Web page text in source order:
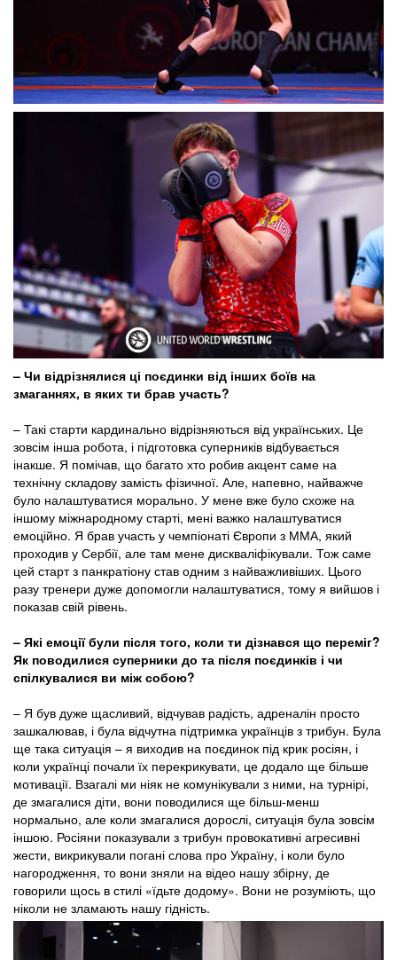
– Чи відрізнялися ці поєдинки від інших боїв на
змаганнях, в яких ти брав участь?
– Такі старти кардинально відрізняються від українських. Це
зовсім інша робота, і підготовка суперників відбувається
інакше. Я помічав, що багато хто робив акцент саме на
технічну складову замість фізичної. Але, напевно, найважче
було налаштуватися морально. У мене вже було схоже на
іншому міжнародному старті, мені важко налаштуватися
емоційно. Я брав участь у чемпіонаті Європи з ММА, який
проходив у Сербії, але там мене дискваліфікували. Тож саме
цей старт з панкратіону став одним з найважливіших. Цього
разу тренери дуже допомогли налаштуватися, тому я вийшов і
показав свій рівень.
– Які емоції були після того, коли ти дізнався що переміг?
Як поводилися суперники до та після поєдинків і чи
спілкувалися ви між собою?
– Я був дуже щасливий, відчував радість, адреналін просто
зашкалював, і була відчутна підтримка українців з трибун. Була
ще така ситуація – я виходив на поєдинок під крик росіян, і
коли українці почали їх перекрикувати, це додало ще більше
мотивації. Взагалі ми ніяк не комунікували з ними, на турнірі,
де змагалися діти, вони поводилися ще більш-менш
нормально, але коли змагалися дорослі, ситуація була зовсім
іншою. Росіяни показували з трибун провокативні агресивні
жести, викрикували погані слова про Україну, і коли було
нагородження, то вони зняли на відео нашу збірну, де
говорили щось в стилі «їдьте додому». Вони не розуміють, що
ніколи не зламають нашу гідність.